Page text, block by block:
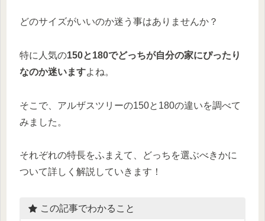
どのサイズがいいのか迷う事はありませんか？
特に人気の150と180でどっちが自分の家にぴったり
なのか迷いますよね。
そこで、アルザスツリーの150と180の違いを調べて
みました。
それぞれの特長をふまえて、どっちを選ぶべきかに
ついて詳しく解説していきます！
この記事でわかること